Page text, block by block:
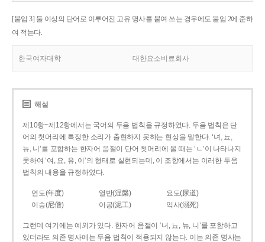
[붙임 3] 둘 이상의 단어로 이루어진 고유 명사를 붙여 쓰는 경우에도 붙임 2에 준하
여 적는다.
한국여자대학 대한요소비료회사
해설
제10항~제12항에서는 국어의 두음 법칙을 규정하였다. 두음 법칙은 단
어의 첫머리에 특정한 소리가 출현하지 못하는 현상을 말한다. ‘녀, 뇨,
뉴, 니’를 포함하는 한자어 음절이 단어 첫머리에 올 때는 ‘ㄴ’이 나타나지
못하여 ‘여, 요, 유, 이’의 형태로 실현되는데, 이 조항에서는 이러한 두음
법칙의 내용을 규정하였다.
연도(年度) 열반(涅槃)
요도(尿道)
이승(尼僧)
이공(泥工) 익사(溺死)
그런데 여기에는 예외가 있다. 한자어 음절이 ‘녀, 뇨, 뉴, 니’를 포함하고
있더라도 의존 명사에는 두음 법칙이 적용되지 않는다. 이는 의존 명사는